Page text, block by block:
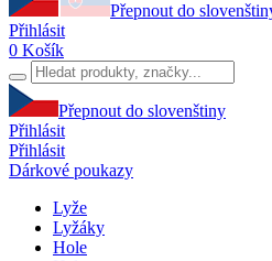
Přepnout do
Přihlásit
0 Košík
Přepnout do slovenštiny
Přihlásit
Přihlásit
Dárkové poukazy
Lyže
Lyžáky
Hole